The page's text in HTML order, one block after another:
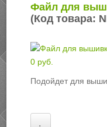
Файл для
(Код товара:
0 руб.
Подойдет для